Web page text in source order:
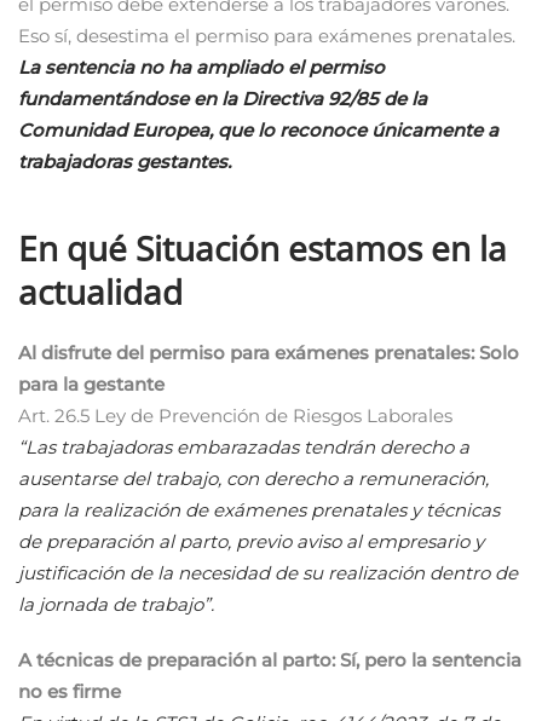
Eso sí, desestima el permiso para exámenes prenatales.
La sentencia no ha ampliado el permiso
fundamentándose en la Directiva 92/85 de la
Comunidad Europea, que lo reconoce únicamente a
trabajadoras gestantes.
En qué Situación estamos en la
actualidad
Al disfrute del permiso para exámenes prenatales: Solo
para la gestante
Art. 26.5 Ley de Prevención de Riesgos Laborales
“Las trabajadoras embarazadas tendrán derecho a
ausentarse del trabajo, con derecho a remuneración,
para la realización de exámenes prenatales y técnicas
de preparación al parto, previo aviso al empresario y
justificación de la necesidad de su realización dentro de
la jornada de trabajo”.
A técnicas de preparación al parto: Sí, pero la sentencia
no es firme